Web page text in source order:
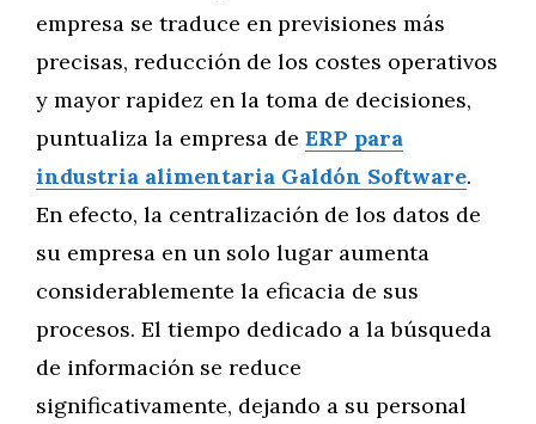
empresa se traduce en previsiones más
precisas, reducción de los costes operativos
y mayor rapidez en la toma de decisiones,
puntualiza la empresa de ERP para
industria alimentaria Galdón Software.
En efecto, la centralización de los datos de
su empresa en un solo lugar aumenta
considerablemente la eficacia de sus
procesos. El tiempo dedicado a la búsqueda
de información se reduce
significativamente, dejando a su personal